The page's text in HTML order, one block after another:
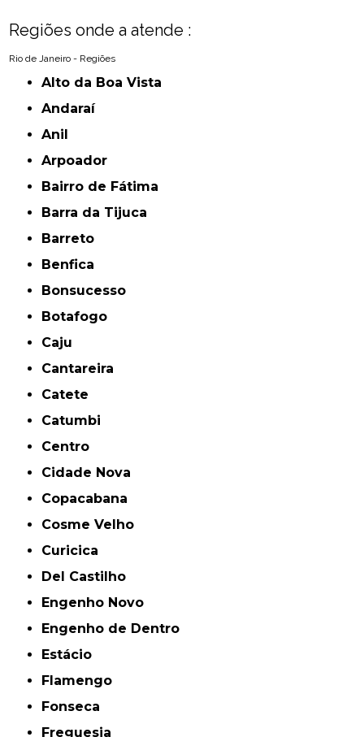
Regiões onde a atende :
Rio de Janeiro - Regiões
Alto da Boa Vista
Andaraí
Anil
Arpoador
Bairro de Fátima
Barra da Tijuca
Barreto
Benfica
Bonsucesso
Botafogo
Caju
Cantareira
Catete
Catumbi
Centro
Cidade Nova
Copacabana
Cosme Velho
Curicica
Del Castilho
Engenho Novo
Engenho de Dentro
Estácio
Flamengo
Fonseca
Freguesia